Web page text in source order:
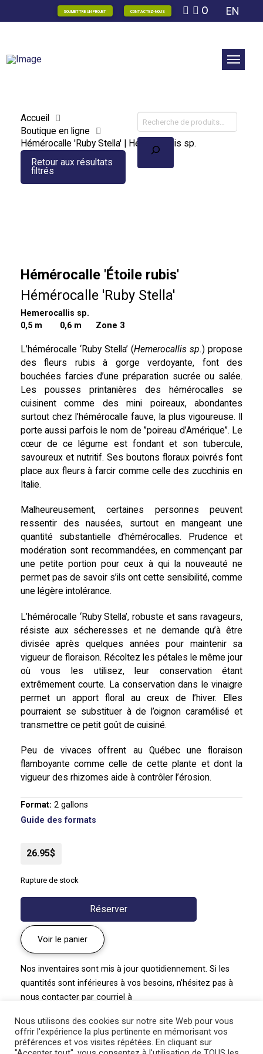
SOUMETTRE UN PROJET CONTACTEZ-NOUS 0 EN
Accueil
Boutique en ligne
Hémérocalle 'Ruby Stella' | Hemerocallis sp.
Retour aux résultats
filtrés
Recherche
Hémérocalle 'Étoile rubis'
Hémérocalle 'Ruby Stella'
Hemerocallis sp.
0,5 m
0,6 m Zone 3
L’hémérocalle ‘Ruby Stella’ (Hemerocallis sp.) propose
des fleurs rubis à gorge verdoyante, font des
bouchées farcies d’une préparation sucrée ou salée.
Les pousses printanières des hémérocalles se
cuisinent comme des mini poireaux, abondantes
surtout chez l’hémérocalle fauve, la plus vigoureuse. Il
porte aussi parfois le nom de ”poireau d’Amérique”. Le
cœur de ce légume est fondant et son tubercule,
savoureux et nutritif. Ses boutons floraux poivrés font
place aux fleurs à farcir comme celle des zucchinis en
Italie.
Malheureusement, certaines personnes peuvent
ressentir des nausées, surtout en mangeant une
quantité substantielle d’hémérocalles. Prudence et
modération sont recommandées, en commençant par
une petite portion pour ceux à qui la nouveauté ne
permet pas de savoir s’ils ont cette sensibilité, comme
une légère intolérance.
L’hémérocalle ‘Ruby Stella’, robuste et sans ravageurs,
résiste aux sécheresses et ne demande qu’à être
divisée après quelques années pour maintenir sa
vigueur de floraison. Récoltez les pétales le même jour
où vous les utilisez, leur conservation étant
extrêmement courte. La conservation dans le vinaigre
permet un apport floral au creux de l’hiver. Elles
pourraient se substituer à de l’oignon caramélisé et
transmettre ce petit goût de cuisiné.
Peu de vivaces offrent au Québec une floraison
flamboyante comme celle de cette plante et dont la
vigueur des rhizomes aide à contrôler l’érosion.
Format: 2 gallons
Guide des formats
26.95$
Rupture de stock
Réserver
Voir le panier
Nos inventaires sont mis à jour quotidiennement. Si les
quantités sont inférieures à vos besoins, n'hésitez pas à
nous contacter par courriel à
450-834-1919 poste #2.
Nous utilisons des cookies sur notre site Web pour vous
offrir l'expérience la plus pertinente en mémorisant vos
préférences et vos visites répétées. En cliquant sur